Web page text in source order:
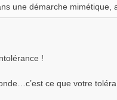
une démarche mimétique,
!
ce que votre